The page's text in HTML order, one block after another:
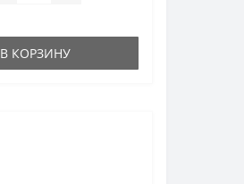
В КОРЗИНУ